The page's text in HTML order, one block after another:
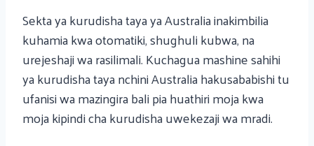
Sekta ya kurudisha taya ya Australia inakimbilia
kuhamia kwa otomatiki, shughuli kubwa, na
urejeshaji wa rasilimali. Kuchagua mashine sahihi
ya kurudisha taya nchini Australia hakusababishi tu
ufanisi wa mazingira bali pia huathiri moja kwa
moja kipindi cha kurudisha uwekezaji wa mradi.